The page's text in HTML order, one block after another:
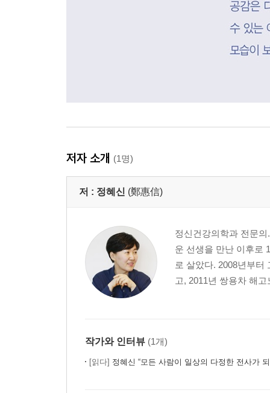
저자 소개 (1명)
저 : 정혜신 (鄭惠信)
정신건강의학과 전문
운 선생을 만난 이후로
로 살았다. 2008년부터
고, 2011년 쌍용차 해
작가와 인터뷰 (1개)
[읽다] 정혜신 “모든 사람이 일상의 다정한 전사가